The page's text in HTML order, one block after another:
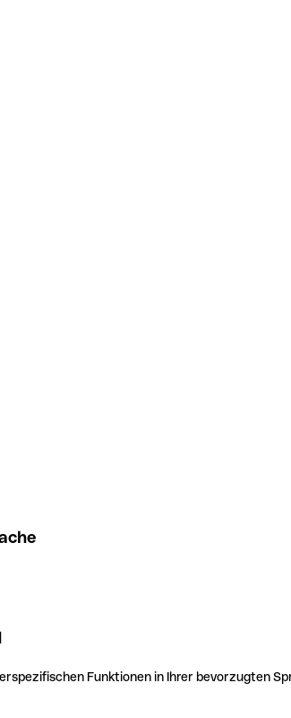
Funktionen in Ihrer bevorzugten